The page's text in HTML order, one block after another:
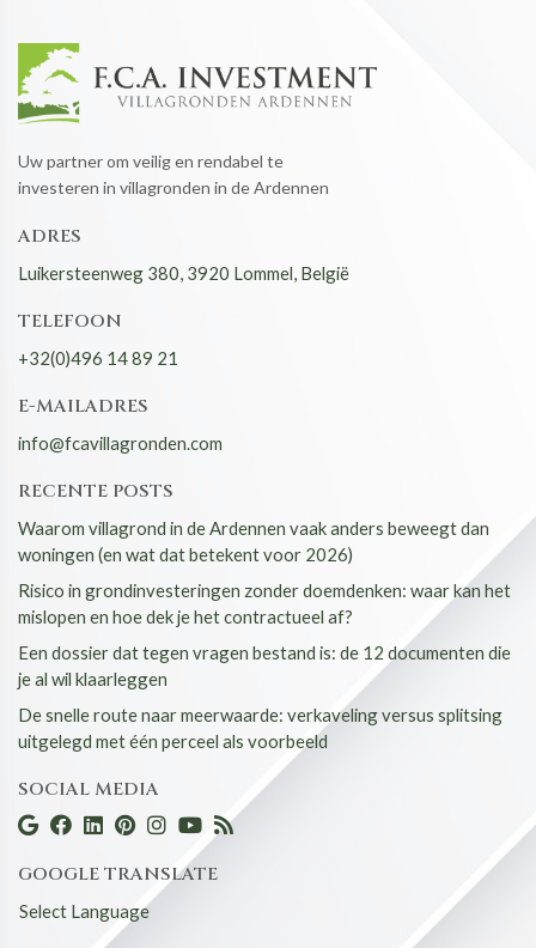
Uw partner om veilig en rendabel te
investeren in villagronden in de Ardennen
ADRES
Luikersteenweg 380, 3920 Lommel, België
TELEFOON
+32(0)496 14 89 21
E-MAILADRES
info@fcavillagronden.com
RECENTE POSTS
Waarom villagrond in de Ardennen vaak anders beweegt dan
woningen (en wat dat betekent voor 2026)
Risico in grondinvesteringen zonder doemdenken: waar kan het
mislopen en hoe dek je het contractueel af?
Een dossier dat tegen vragen bestand is: de 12 documenten die
je al wil klaarleggen
De snelle route naar meerwaarde: verkaveling versus splitsing
uitgelegd met één perceel als voorbeeld
SOCIAL MEDIA
GOOGLE TRANSLATE
Select Language